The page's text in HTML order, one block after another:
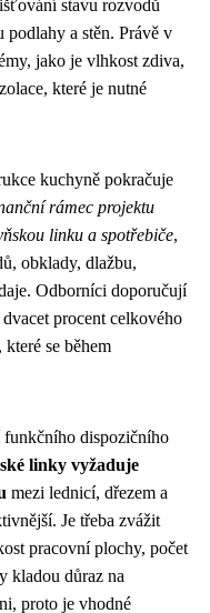
stavu rozvodů
a stěn. Právě v
jako je vlhkost zdiva,
které je nutné
kuchyně pokračuje
rámec projektu
linku a spotřebiče,
obklady, dlažbu,
Odborníci doporučují
procent celkového
se během
dispozičního
linky vyžaduje
mezi lednicí, dřezem a
Je třeba zvážit
pracovní plochy, počet
kladou důraz na
proto je vhodné